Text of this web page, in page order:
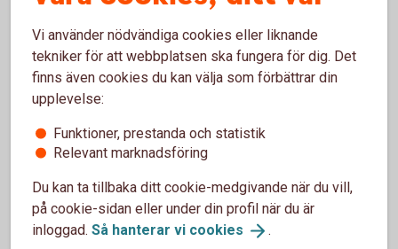
Företrädesemission i KlaraBo Sverige AB (publ)
Förturserbjudande för aktieägare i SBB i
samband med noteringen av Sveafastigheter
Börsnotering av Prisma Properties AB (publ)
Fastighetsföretagen AB (publ)
Företrädesemission i Dustin Group AB (publ)
Vi använder nödvändiga cookies eller liknande
tekniker för att webbplatsen ska fungera för dig. Det
finns även cookies du kan välja som förbättrar din
upplevelse:
Funktioner, prestanda och statistik
Relevant marknadsföring
Du kan ta tillbaka ditt cookie-medgivande när du vill,
på cookie-sidan eller under din profil när du är
inloggad. Så hanterar vi cookies .